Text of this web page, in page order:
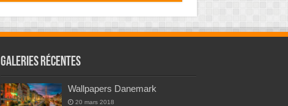
Galeries Récentes
Wallpapers Danemark
20 mars 2018